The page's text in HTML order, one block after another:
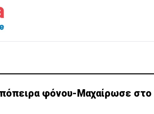
φόνου-Μαχαίρωσε στο